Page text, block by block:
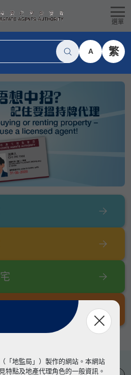
選單
A 繁
「地監局」）製作的網站。本網站
特點及地產代理角色的一般資訊。